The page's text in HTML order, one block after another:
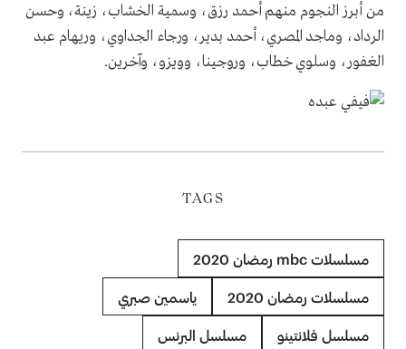
من أبرز النجوم منهم أحمد رزق، وسمية الخشاب، زينة، وحسن
الرداد، وماجد المصري، أحمد بدير، ورجاء الجداوي، وريهام عبد
الغفور، وسلوي خطاب، وروجينا، وويزو، وآخرين.
TAGS
مسلسلات mbc رمضان 2020
مسلسلات رمضان 2020 ياسمين صبري
مسلسل فلانتينو مسلسل البرنس